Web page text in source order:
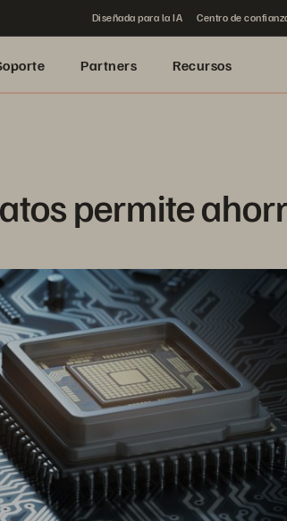
Diseñada para la IA Centro de
Partners Recursos
permite